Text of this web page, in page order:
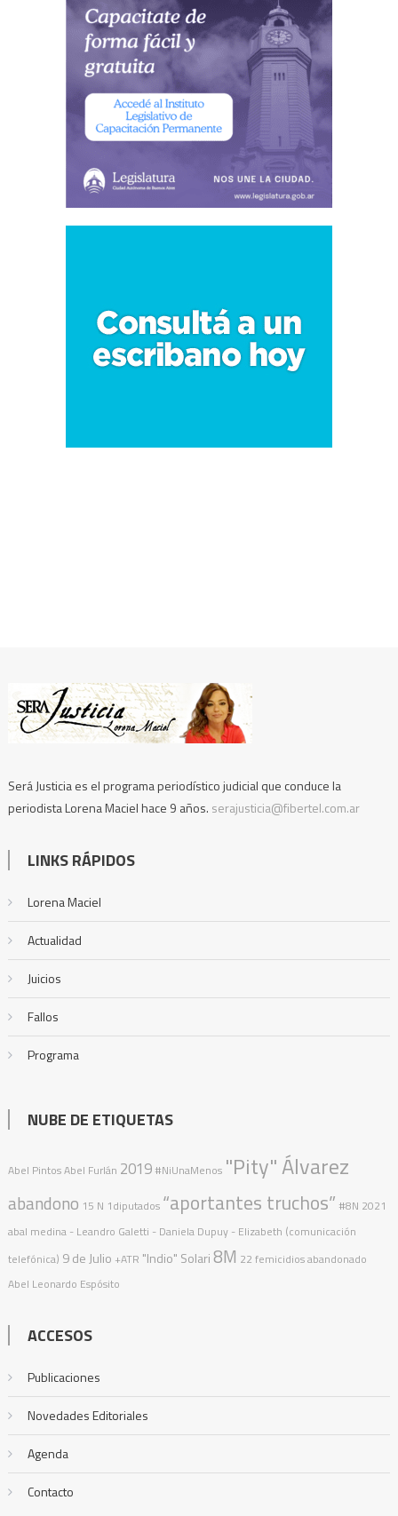
Será Justicia es el programa periodístico judicial que conduce la
periodista Lorena Maciel hace 9 años. serajusticia@fibertel.com.ar
LINKS RÁPIDOS
Lorena Maciel
Actualidad
Juicios
Fallos
Programa
NUBE DE ETIQUETAS
Abel PintosAbel Furlán 2019 #NiUnaMenos "Pity" Álvarez
abandono 15 N 1diputados “aportantes truchos” #8N 2021
abal medina - Leandro Galetti - Daniela Dupuy - Elizabeth (comunicación
telefónica) 9 de Julio +ATR "Indio" Solari8M 22 femicidiosabandonado
Abel Leonardo Espósito
ACCESOS
Publicaciones
Novedades Editoriales
Agenda
Contacto